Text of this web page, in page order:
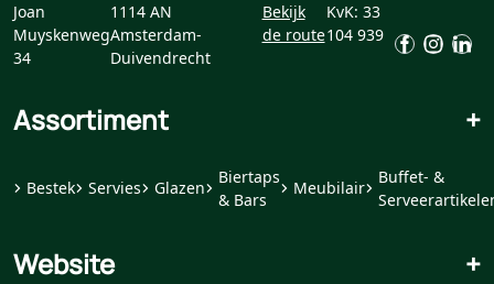
Joan
Muyskenweg
34
1114 AN
Amsterdam-
Duivendrecht
Bekijk
de route
KvK: 33
104 939
Assortiment +
Bestek Servies Glazen
Biertaps
& Bars
Meubilair
Buffet- &
Website +